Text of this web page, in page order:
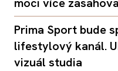
moci více
Prima Sport bude
lifestylový kanál.
vizuál studia